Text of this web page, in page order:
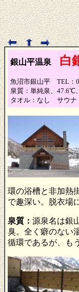
銀山平温泉 白
魚沼市銀山平 TEL：
泉質：単純泉、47.6℃
タオル：なし サウ
環の浴槽と非加熱
で趣深い。脱衣場
泉質： 源泉名は銀
臭。全く癖のない
循環であるが、も